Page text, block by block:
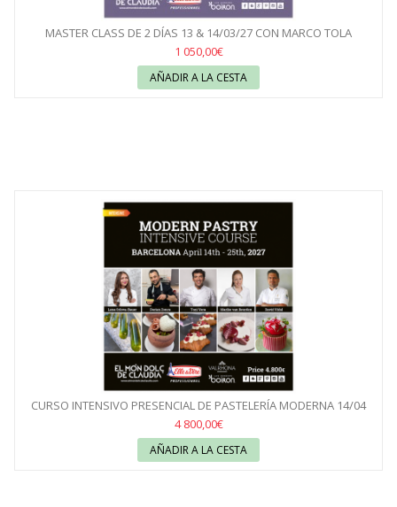
MASTER CLASS DE 2 DÍAS 13 & 14/03/27 CON MARCO TOLA
1 050,00€
AÑADIR A LA CESTA
CURSO INTENSIVO PRESENCIAL DE PASTELERÍA MODERNA 14/04
AL...
4 800,00€
AÑADIR A LA CESTA